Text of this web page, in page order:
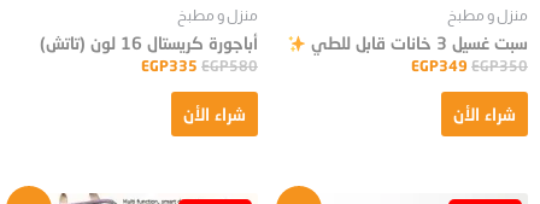
منزل و مطبخ
سبت غسيل 3 خانات قابل للطي
EGP350
EGP349
شراء الأن
منزل و مطبخ
أباجورة كريستال 16 لون (تاتش)
EGP580
EGP335
شراء الأن